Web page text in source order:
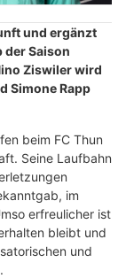
und ergänzt
der Saison
Ziswiler wird
Simone Rapp
beim FC Thun
Seine Laufbahn
im
erfreulicher ist
bleibt und
und